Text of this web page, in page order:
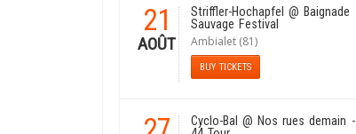
21
AOÛT
Striffler-Hochapfel @ Baignade
Sauvage Festival
Ambialet (81)
BUY TICKETS
Cyclo-Bal @ Nos rues demain -